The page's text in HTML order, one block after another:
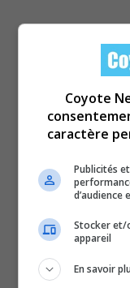
Coyote
caractère
Publicités
d’audience
Stocker et/
appareil
En savoir